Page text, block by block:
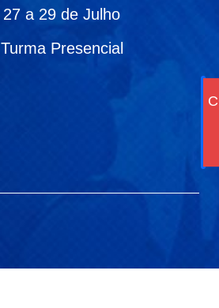
27 a 29 de Julho
Turma Presencial